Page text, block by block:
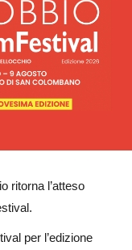
ritorna l’atteso
per l’edizione